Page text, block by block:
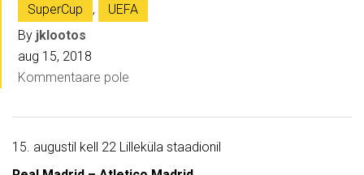
SuperCup ,
UEFA
By jklootos
aug 15, 2018
Kommentaare pole
15. augustil kell 22 Lilleküla staadionil